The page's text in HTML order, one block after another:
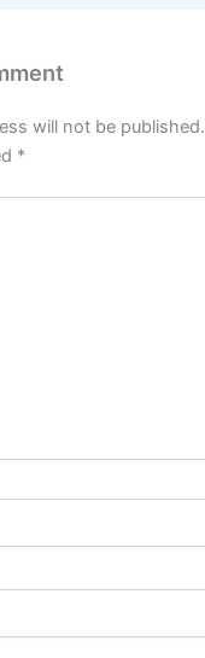
will not be published.
*